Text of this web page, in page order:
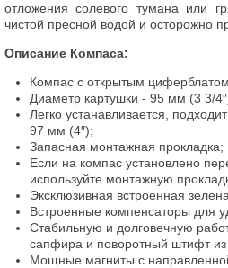
отложения солевого тумана или
чистой пресной водой и осторожно
Описание Компаса:
Компас с открытым
Диаметр картушки - 95 мм (3 3/
Легко устанавливается,
97 мм (4″);
Запасная монтажная прокладка;
Если на компас установлено
используйте монтажную
Эксклюзивная встроенная
Встроенные компенсаторы для
Стабильную и долговечную
сапфира и поворотный штифт из
Мощные магниты с